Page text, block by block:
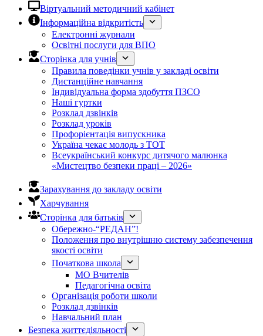
Віртуальний методичний кабінет
Інформаційна відкритість
Електронні журнали
Освітні послуги для ВПО
Сторінка для учнів
Правила поведінки учнів у закладі освіти
Дистанційне навчання
Індивідуальна форма здобуття ПЗСО
Наші гуртки
Розклад дзвінків
Розклад уроків
Профорієнтація випускника
Україна чекає молодь з ТОТ
Всеукраїнський конкурс дитячого малюнка
«Мистецтво безпеки праці – 2026»
Зарахування до закладу освіти
Харчування
Сторінка для батьків
Обережно-“РЕДАН”!
Положення про внутрішню систему забезпечення
якості освіти
Початкова школа
МО Вчителів
Педагогічна освіта
Організація роботи школи
Розклад дзвінків
Навчальний план
Безпека життєдіяльності